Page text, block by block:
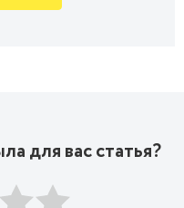
для вас статья?